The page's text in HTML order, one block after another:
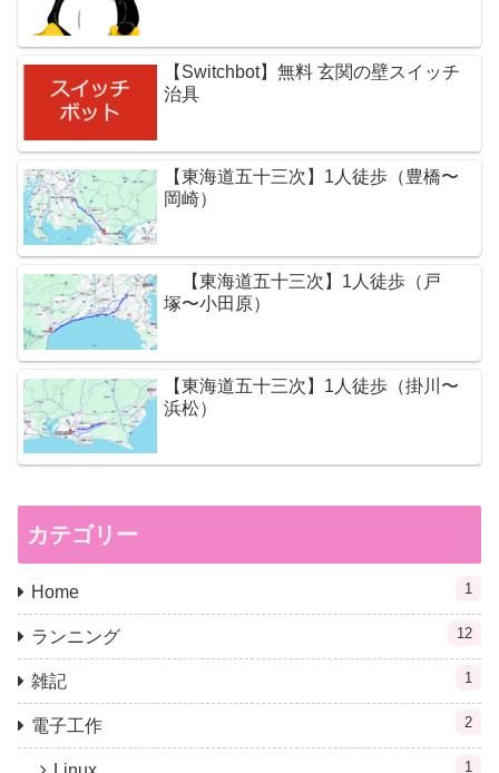
【Switchbot】無料 玄関の壁スイッチ
治具
【東海道五十三次】1人徒歩（豊橋〜
岡崎）
【東海道五十三次】1人徒歩（戸
塚〜小田原）
【東海道五十三次】1人徒歩（掛川〜
浜松）
カテゴリー
Home 1
ランニング 12
雑記 1
電子工作 2
1